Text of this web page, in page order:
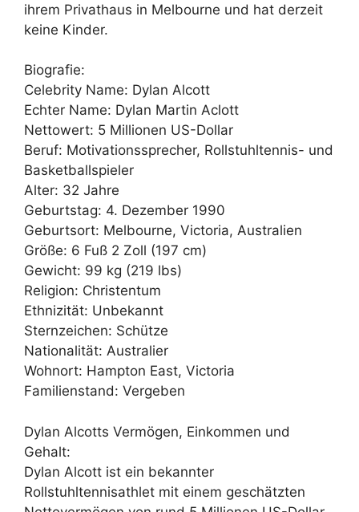
ihrem Privathaus in Melbourne und hat derzeit
keine Kinder.
Biografie:
Celebrity Name: Dylan Alcott
Echter Name: Dylan Martin Aclott
Nettowert: 5 Millionen US-Dollar
Beruf: Motivationssprecher, Rollstuhltennis- und
Basketballspieler
Alter: 32 Jahre
Geburtstag: 4. Dezember 1990
Geburtsort: Melbourne, Victoria, Australien
Größe: 6 Fuß 2 Zoll (197 cm)
Gewicht: 99 kg (219 lbs)
Religion: Christentum
Ethnizität: Unbekannt
Sternzeichen: Schütze
Nationalität: Australier
Wohnort: Hampton East, Victoria
Familienstand: Vergeben
Dylan Alcotts Vermögen, Einkommen und
Gehalt:
Dylan Alcott ist ein bekannter
Rollstuhltennisathlet mit einem geschätzten